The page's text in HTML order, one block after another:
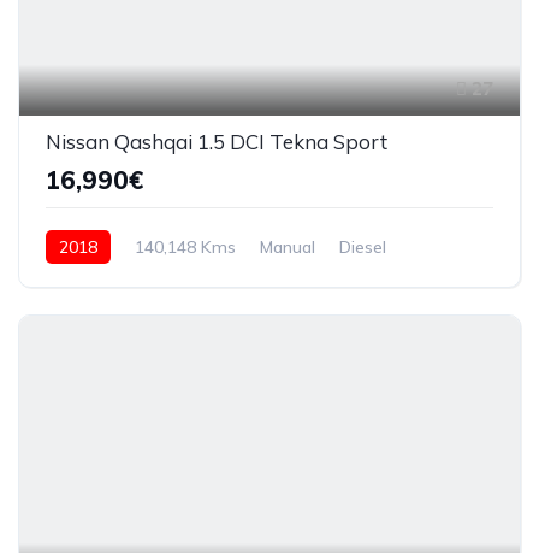
27
Nissan Qashqai 1.5 DCI Tekna Sport
16,990€
2018 140,148 Kms Manual Diesel